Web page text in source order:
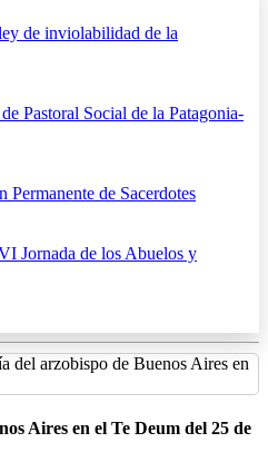
de inviolabilidad de la
Pastoral Social de la Patagonia-
Permanente de Sacerdotes
Jornada de los Abuelos y
Aires en el Te Deum del 25 de